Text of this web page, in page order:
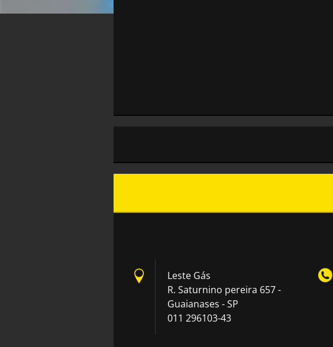
Leste Gás
R. Saturnino pereira 657 -
Guaianases - SP
011 296103-43